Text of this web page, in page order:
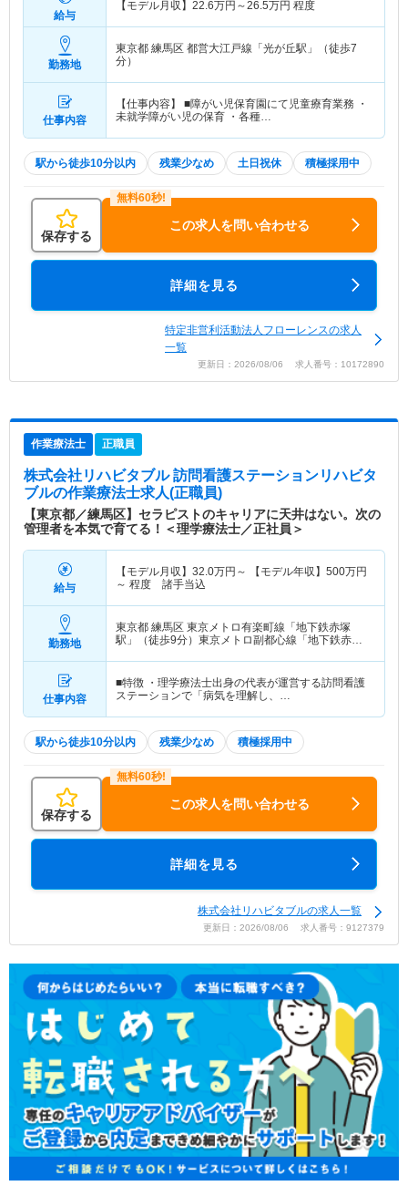
給与
【モデル月収】 22.6万円～26.5万円 程度
勤務地
東京都 練馬区 都営大江戸線「光が丘駅」（徒歩7
分）
仕事内容
【仕事内容】 ■障がい児保育園にて児童療育業務 ・
未就学障がい児の保育 ・各種…
駅から徒歩10分以内 残業少なめ 土日祝休 積極採用中
保存する
この求人を問い合わせる
詳細を見る
特定非営利活動法人フローレンスの求人
一覧
更新日：2026/08/06 求人番号：10172890
作業療法士 正職員
株式会社リハビタブル 訪問看護ステーションリハビタ
ブルの作業療法士求人(正職員)
【東京都／練馬区】セラピストのキャリアに天井はない。次の
管理者を本気で育てる！＜理学療法士／正社員＞
給与
【モデル月収】 32.0万円～ 【モデル年収】 500万円
～ 程度 諸手当込
勤務地
東京都 練馬区 東京メトロ有楽町線「地下鉄赤塚
駅」（徒歩9分）東京メトロ副都心線「地下鉄赤塚
仕事内容
■特徴 ・理学療法士出身の代表が運営する訪問看護
ステーションで「病気を理解し、…
駅から徒歩10分以内 残業少なめ 積極採用中
保存する
この求人を問い合わせる
詳細を見る
株式会社リハビタブルの求人一覧
更新日：2026/08/06 求人番号：9127379